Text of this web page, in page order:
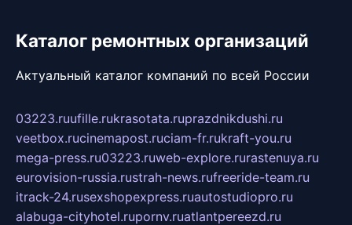
Каталог ремонтных организаций
Актуальный каталог компаний по всей России
03223.ruufille.rukrasotata.ruprazdnikdushi.ru
veetbox.rucinemapost.ruciam-fr.rukraft-you.ru
mega-press.ru03223.ruweb-explore.rurastenuya.ru
eurovision-russia.rustrah-news.rufreeride-team.ru
itrack-24.rusexshopexpress.ruautostudiopro.ru
alabuga-cityhotel.rupornv.ruatlantpereezd.ru